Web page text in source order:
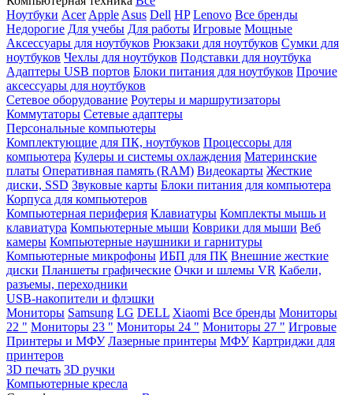
Ноутбуки Acer Apple Asus Dell HP Lenovo Все бренды
Недорогие Для учебы Для работы Игровые Мощные
Аксессуары для ноутбуков Рюкзаки для ноутбуков Сумки для
ноутбуков Чехлы для ноутбуков Подставки для ноутбука
Адаптеры USB портов Блоки питания для ноутбуков Прочие
аксессуары для ноутбуков
Сетевое оборудование Роутеры и маршрутизаторы
Коммутаторы Сетевые адаптеры
Персональные компьютеры
Комплектующие для ПК, ноутбуков Процессоры для
компьютера Кулеры и системы охлаждения Материнские
платы Оперативная память (RAM) Видеокарты Жесткие
диски, SSD Звуковые карты Блоки питания для компьютера
Корпуса для компьютеров
Компьютерная периферия Клавиатуры Комплекты мышь и
клавиатура Компьютерные мыши Коврики для мыши Веб
камеры Компьютерные наушники и гарнитуры
Компьютерные микрофоны ИБП для ПК Внешние жесткие
диски Планшеты графические Очки и шлемы VR Кабели,
разъемы, переходники
USB-накопители и флэшки
Мониторы Samsung LG DELL Xiaomi Все бренды Мониторы
22 " Мониторы 23 " Мониторы 24 " Мониторы 27 " Игровые
Принтеры и МФУ Лазерные принтеры МФУ Картриджи для
принтеров
3D печать 3D ручки
Компьютерные кресла